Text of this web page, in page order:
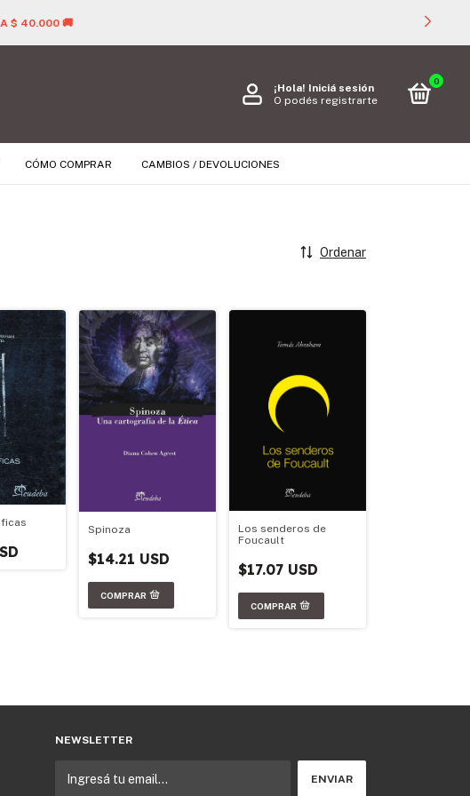
A $ 40.000 🚚
¡Hola! Iniciá sesión
O podés registrarte
0
CÓMO COMPRAR CAMBIOS / DEVOLUCIONES
Ordenar
Spinoza
$14.21 USD
Los senderos de
Foucault
$17.07 USD
NEWSLETTER